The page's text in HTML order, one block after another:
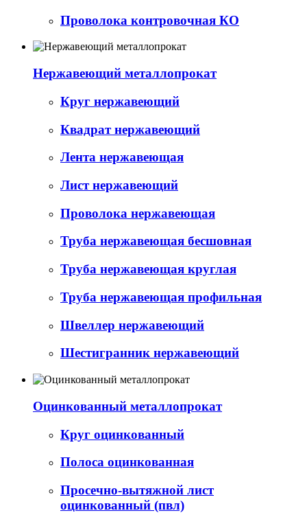
Проволока контровочная КО
Нержавеющий металлопрокат
Круг нержавеющий
Квадрат нержавеющий
Лента нержавеющая
Лист нержавеющий
Проволока нержавеющая
Труба нержавеющая бесшовная
Труба нержавеющая круглая
Труба нержавеющая профильная
Швеллер нержавеющий
Шестигранник нержавеющий
Оцинкованный металлопрокат
Круг оцинкованный
Полоса оцинкованная
Просечно-вытяжной лист
оцинкованный (пвл)